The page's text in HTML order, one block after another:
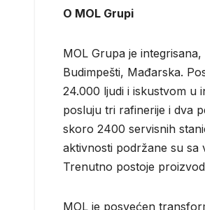
O MOL Grupi
MOL Grupa je
Budimpešti, Mađarska.
24.000 ljudi i iskustvom u
posluju tri rafinerije i dva
skoro 2400 servisnih
aktivnosti podržane su sa
Trenutno postoje
MOL je posvećen